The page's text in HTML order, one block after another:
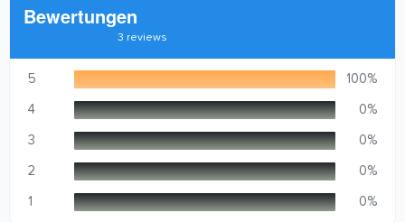
e
Bewertungen
5
0
0
e
r
n
(
e
)
3 reviews
5 100%
4 0%
3 0%
2 0%
1 0%